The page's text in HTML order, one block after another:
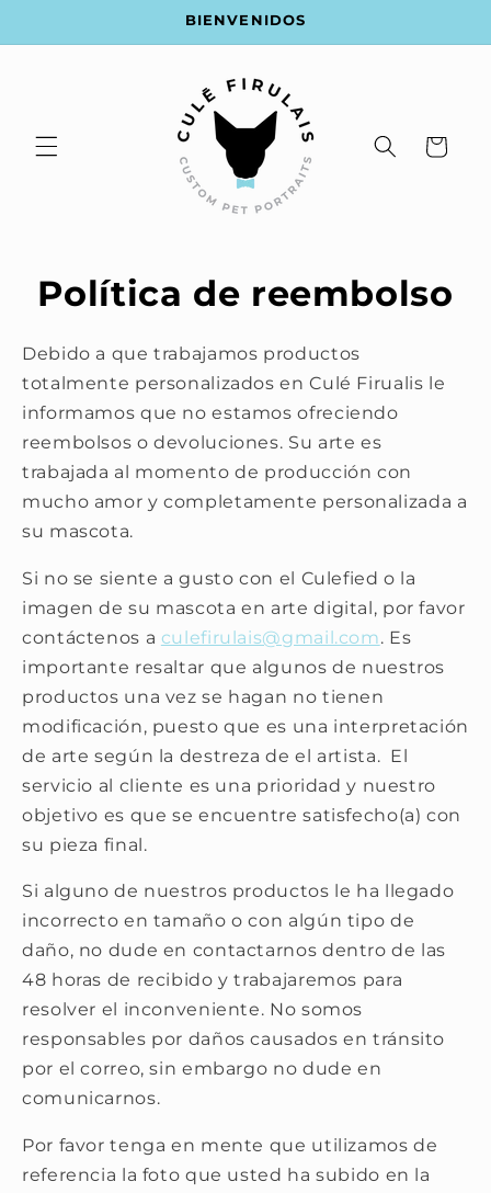
al contenido
BIENVENIDOS
Carrito
Política de reembolso
Debido a que trabajamos productos
totalmente personalizados en Culé Firualis le
informamos que no estamos ofreciendo
reembolsos o devoluciones. Su arte es
trabajada al momento de producción con
mucho amor y completamente personalizada a
su mascota.
Si no se siente a gusto con el Culefied o la
imagen de su mascota en arte digital, por favor
contáctenos a culefirulais@gmail.com. Es
importante resaltar que algunos de nuestros
productos una vez se hagan no tienen
modificación, puesto que es una interpretación
de arte según la destreza de el artista. El
servicio al cliente es una prioridad y nuestro
objetivo es que se encuentre satisfecho(a) con
su pieza final.
Si alguno de nuestros productos le ha llegado
incorrecto en tamaño o con algún tipo de
daño, no dude en contactarnos dentro de las
48 horas de recibido y trabajaremos para
resolver el inconveniente. No somos
responsables por daños causados en tránsito
por el correo, sin embargo no dude en
comunicarnos.
Por favor tenga en mente que utilizamos de
referencia la foto que usted ha subido en la